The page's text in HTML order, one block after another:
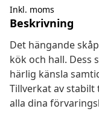
Inkl. moms
Beskrivning
Det hängande
kök och hall. Dess
härlig känsla
Tillverkat av
alla dina